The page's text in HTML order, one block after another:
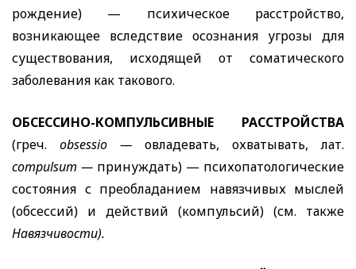
рождение) — психическое расстройство,
возникающее вследствие осознания угрозы для
существования, исходящей от соматического
заболевания как такового.
ОБСЕССИНО-КОМПУЛЬСИВНЫЕ РАССТРОЙСТВА
(греч. obsessio — овладевать, охватывать, лат.
compulsum — принуждать) — психопатологические
состояния с преобладанием навязчивых мыслей
(обсессий) и действий (компульсий) (см. также
Навязчивости).